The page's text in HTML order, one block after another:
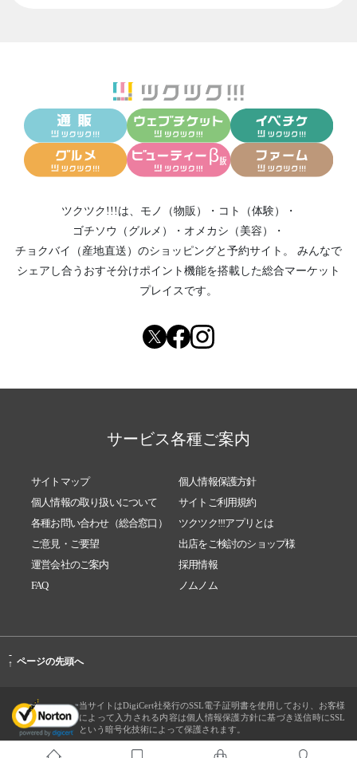
ツクツク!!!は、 モノ（物販） ・ コト（体験）
・
ゴチソウ（グルメ）
・ オメカシ（美容）
・
チョクバイ（産地直送） のショッピングと予約サイト。
みんなで
シェアし合う おすそ分けポイント機能を搭載した総合マーケット
プレイスです。
サービス各種ご案内
サイトマップ
個人情報保護方針
個人情報の取り扱いについて
サイトご利用規約
各種お問い合わせ（総合窓口）
ツクツク!!!アプリとは
ご意見・ご要望
出店をご検討のショップ様
運営会社のご案内
採用情報
FAQ
ノムノム
-
↑ ページの先頭へ
当サイトはDigiCert社発行のSSL電子証明書を使用しており、お客様
によって入力される内容は個人情報保護方針に基づき送信時にSSL
という暗号化技術によって保護されます。